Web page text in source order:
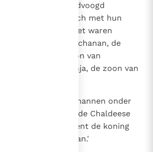
Gedalja tot landvoogd
begaven allen zich met hun
Gedalja in Mispa; het waren
van Netanja, Jochanan, de
Seraja, de zoon van
Netofa, en Jaazanja, de zoon van
hun en hun mannen onder
niets te vrezen van de Chaldeese
in het land en dient de koning
zal het u goed gaan.'